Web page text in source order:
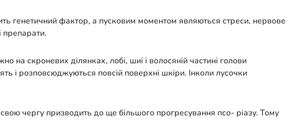
генетичний фактор, а пусковим моментом являються стреси, нервове
препарати.
скроневих ділянках, лобі, шиї і волосяній частині голови
і розповсюджуються повсій поверхні шкіри. Інколи лусочки
чергу призводить до ще більшого прогресування псо- ріазу. Тому